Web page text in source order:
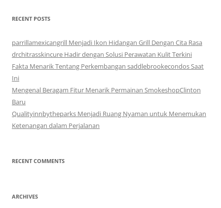
RECENT POSTS
parrillamexicangrill Menjadi Ikon Hidangan Grill Dengan Cita Rasa
drchitrasskincure Hadir dengan Solusi Perawatan Kulit Terkini
Fakta Menarik Tentang Perkembangan saddlebrookecondos Saat
Ini
Mengenal Beragam Fitur Menarik Permainan SmokeshopClinton
Baru
Qualityinnbytheparks Menjadi Ruang Nyaman untuk Menemukan
Ketenangan dalam Perjalanan
RECENT COMMENTS
ARCHIVES